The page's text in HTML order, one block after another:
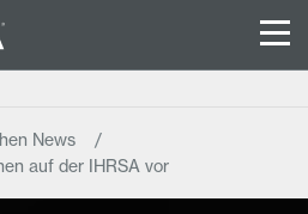
News
auf der IHRSA vor